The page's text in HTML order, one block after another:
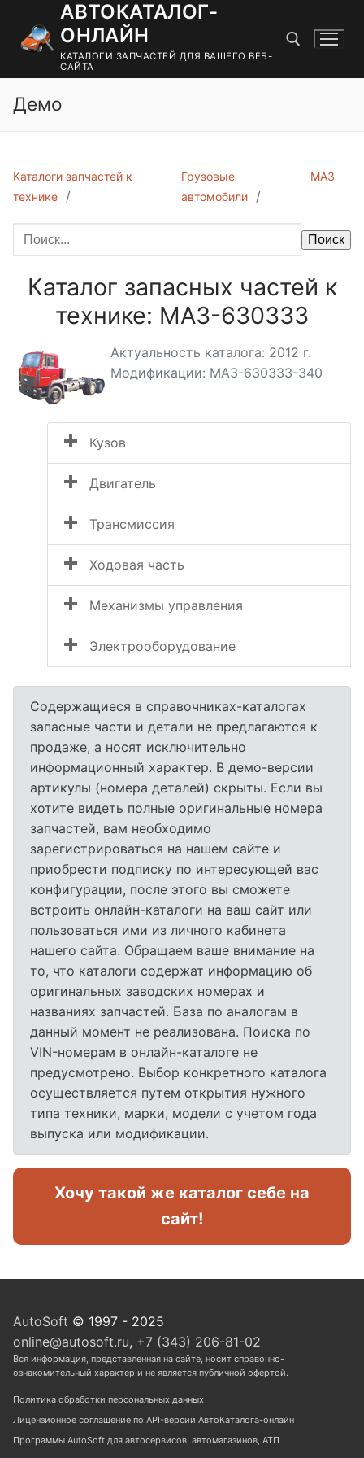
содержимому
АВТОКАТАЛОГ-
ОНЛАЙН
КАТАЛОГИ ЗАПЧАСТЕЙ ДЛЯ ВАШЕГО ВЕБ-
САЙТА
Демо
Каталоги запчастей к
технике
Грузовые
автомобили
МАЗ
Поиск
Каталог запасных частей к
технике: МАЗ-630333
Актуальность каталога: 2012 г.
Модификации: МАЗ-630333-340
Кузов
Двигатель
Трансмиссия
Ходовая часть
Механизмы управления
Электрооборудование
Содержащиеся в справочниках-каталогах
запасные части и детали не предлагаются к
продаже, а носят исключительно
информационный характер. В демо-версии
артикулы (номера деталей) скрыты. Если вы
хотите видеть полные оригинальные номера
запчастей, вам необходимо
зарегистрироваться на нашем сайте и
приобрести подписку по интересующей вас
конфигурации, после этого вы сможете
встроить онлайн-каталоги на ваш сайт или
пользоваться ими из личного кабинета
нашего сайта. Обращаем ваше внимание на
то, что каталоги содержат информацию об
оригинальных заводских номерах и
названиях запчастей. База по аналогам в
данный момент не реализована. Поиска по
VIN-номерам в онлайн-каталоге не
предусмотрено. Выбор конкретного каталога
осуществляется путем открытия нужного
типа техники, марки, модели с учетом года
выпуска или модификации.
Хочу такой же каталог себе на
сайт!
AutoSoft © 1997 - 2025
online@autosoft.ru, +7 (343) 206-81-02
Вся информация, представленная на сайте, носит справочно-
ознакомительный характер и не является публичной офертой.
Политика обработки персональных данных
Лицензионное соглашение по API-версии АвтоКаталога-онлайн
Программы AutoSoft для автосервисов, автомагазинов, АТП